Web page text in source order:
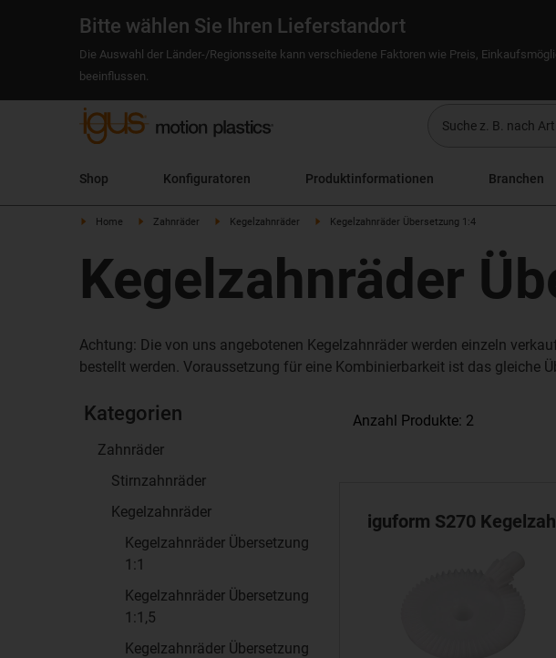
Bitte wählen Sie Ihren Lieferstandort
Die Auswahl der Länder-/Regionsseite kann verschiedene Faktoren wie Preis,
beeinflussen.
Shop Konfiguratoren Produktinformationen Branchen
Home Zahnräder Kegelzahnräder Kegelzahnräder Übersetzung 1:4
Kegelzahnräder
Achtung: Die von uns angebotenen Kegelzahnräder werden einzeln
bestellt werden. Voraussetzung für eine Kombinierbarkeit ist das gleiche
Kategorien
Zahnräder
Stirnzahnräder
Kegelzahnräder
Kegelzahnräder Übersetzung
1:1
Kegelzahnräder Übersetzung
1:1,5
Kegelzahnräder Übersetzung
Anzahl Produkte: 2
iguform S270